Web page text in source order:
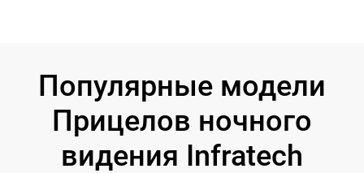
Популярные модели
Прицелов ночного
видения Infratech